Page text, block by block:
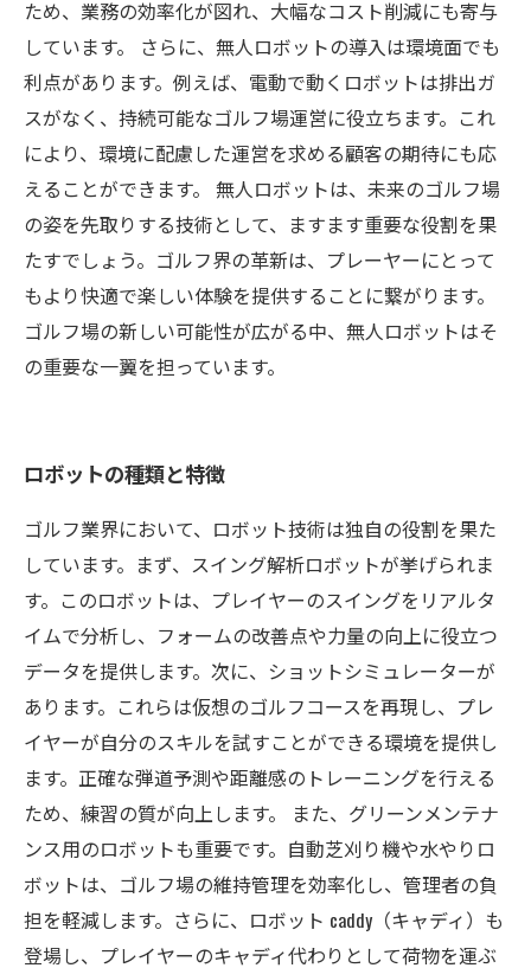
ため、業務の効率化が図れ、大幅なコスト削減にも寄与
しています。 さらに、無人ロボットの導入は環境面でも
利点があります。例えば、電動で動くロボットは排出ガ
スがなく、持続可能なゴルフ場運営に役立ちます。これ
により、環境に配慮した運営を求める顧客の期待にも応
えることができます。 無人ロボットは、未来のゴルフ場
の姿を先取りする技術として、ますます重要な役割を果
たすでしょう。ゴルフ界の革新は、プレーヤーにとって
もより快適で楽しい体験を提供することに繋がります。
ゴルフ場の新しい可能性が広がる中、無人ロボットはそ
の重要な一翼を担っています。
ロボットの種類と特徴
ゴルフ業界において、ロボット技術は独自の役割を果た
しています。まず、スイング解析ロボットが挙げられま
す。このロボットは、プレイヤーのスイングをリアルタ
イムで分析し、フォームの改善点や力量の向上に役立つ
データを提供します。次に、ショットシミュレーターが
あります。これらは仮想のゴルフコースを再現し、プレ
イヤーが自分のスキルを試すことができる環境を提供し
ます。正確な弾道予測や距離感のトレーニングを行える
ため、練習の質が向上します。 また、グリーンメンテナ
ンス用のロボットも重要です。自動芝刈り機や水やりロ
ボットは、ゴルフ場の維持管理を効率化し、管理者の負
担を軽減します。さらに、ロボット caddy（キャディ）も
登場し、プレイヤーのキャディ代わりとして荷物を運ぶ